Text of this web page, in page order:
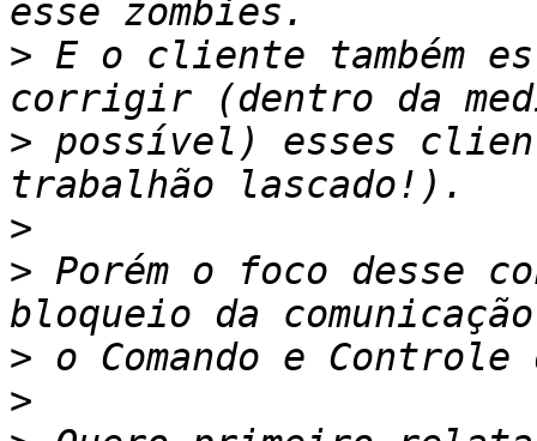
> E o cliente também
> possível) esses
>
> Porém o foco desse
>
>